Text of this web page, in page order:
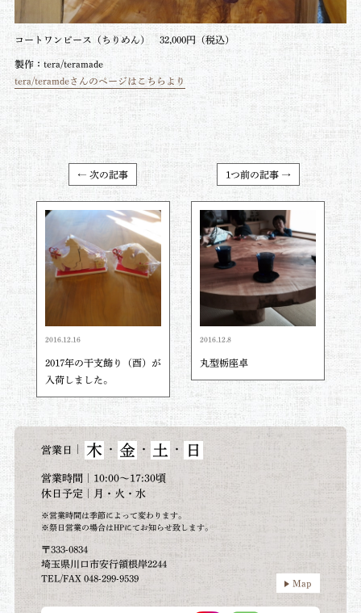
コートワンピース（ちりめん） 32,000円（税込）
製作：tera/teramade
tera/teramdeさんのページはこちらより
← 次の記事
2016.12.16
2017年の干支飾り（酉）が
入荷しました。
1つ前の記事 →
2016.12.8
丸型栃座卓
営業日 木 ・ 金 ・ 土 ・ 日
営業時間｜10:00～17:30頃
休日予定｜月・火・水
※営業時間は季節によって変わります。
※祭日営業の場合はHPにてお知らせ致します。
〒333-0834
埼玉県川口市安行領根岸2244
TEL/FAX 048-299-9539
Map